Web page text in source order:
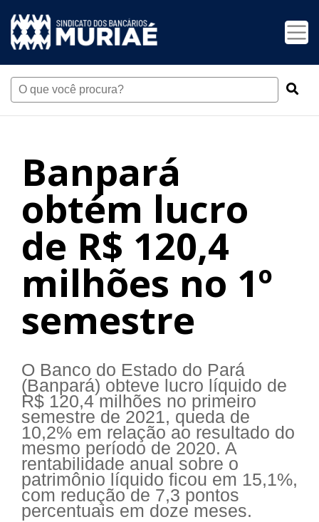
Banpará
obtém lucro
de R$ 120,4
milhões no 1º
semestre
O Banco do Estado do Pará
(Banpará) obteve lucro líquido de
R$ 120,4 milhões no primeiro
semestre de 2021, queda de
10,2% em relação ao resultado do
mesmo período de 2020. A
rentabilidade anual sobre o
patrimônio líquido ficou em 15,1%,
com redução de 7,3 pontos
percentuais em doze meses.